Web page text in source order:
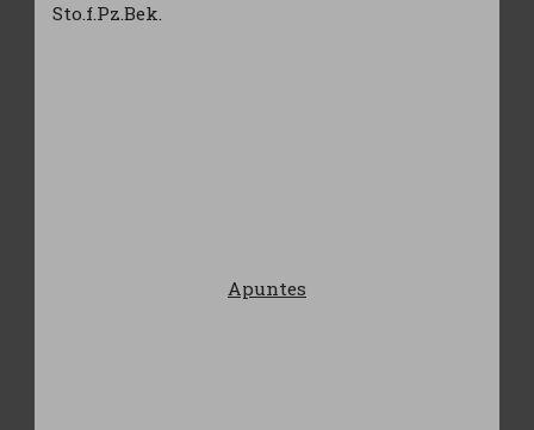
Sto.f.Pz.Bek.
Apuntes